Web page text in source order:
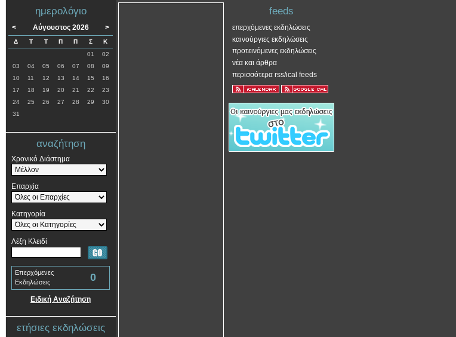
ημερολόγιο
< Αύγουστος 2026 >
Δ Τ Τ Π Π Σ
Κ
01
02
03
04 05 06 07 08
09
10
11 12 13 14 15
16
17
18 19 20 21 22
23
24
25 26 27 28 29
30
31
αναζήτηση
Χρονικό Διάστημα
Επαρχία
Κατηγορία
Λέξη Κλειδί
Επερχόμενες
Εκδηλώσεις
0
Ειδική Αναζήτηση
ετήσιες εκδηλώσεις
feeds
επερχόμενες εκδηλώσεις
καινούργιες εκδηλώσεις
προτεινόμενες εκδηλώσεις
νέα και άρθρα
περισσότερα rss/ical feeds